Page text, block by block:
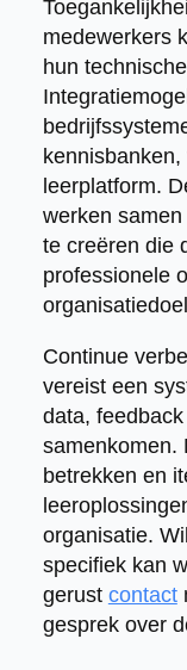
medewerkers
hun
leerplatform.
werken
te creëren die
professionele
Continue
vereist een
data,
samenkomen.
betrekken en
organisatie.
specifiek kan
gerust contact
gesprek over